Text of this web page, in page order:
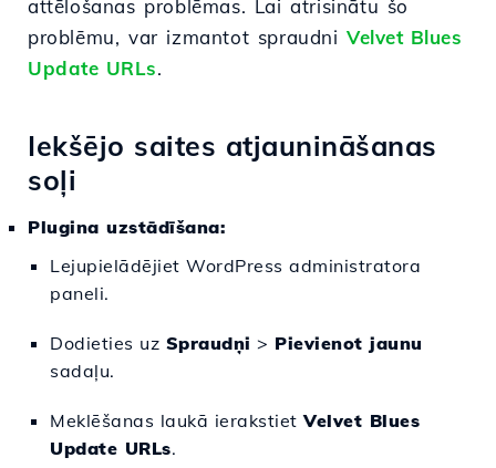
attēlošanas problēmas. Lai atrisinātu šo
problēmu, var izmantot spraudniVelvet Blues
Update URLs.
Iekšējo saites atjaunināšanas
soļi
Plugina uzstādīšana:
Lejupielādējiet WordPress administratora
paneli.
Dodieties uz Spraudņi > Pievienot jaunu
sadaļu.
Meklēšanas laukā ierakstietVelvet Blues
Update URLs.